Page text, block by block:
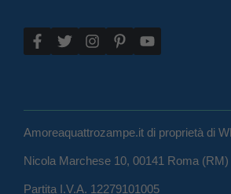
Amoreaquattrozampe.it di proprietà di
Nicola Marchese 10, 00141 Roma
Partita I.V.A. 12279101005